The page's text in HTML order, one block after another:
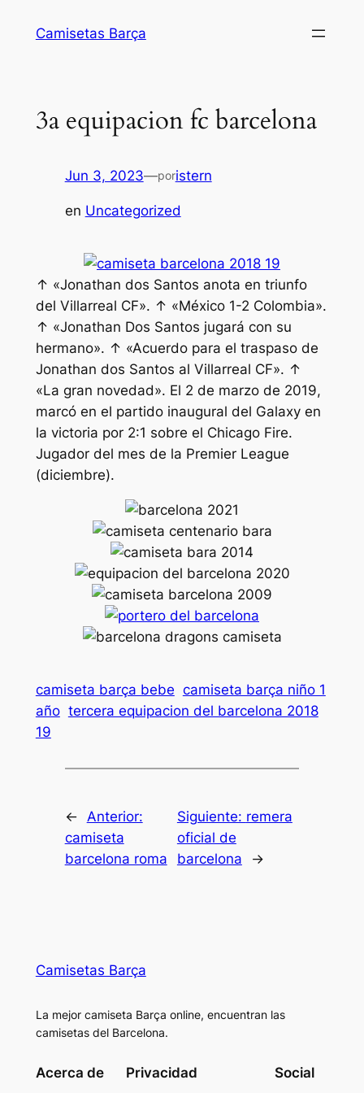
Camisetas Barça
3a equipacion fc barcelona
Jun 3, 2023—poristern
en Uncategorized
↑ «Jonathan dos Santos anota en triunfo
del Villarreal CF». ↑ «México 1-2 Colombia».
↑ «Jonathan Dos Santos jugará con su
hermano». ↑ «Acuerdo para el traspaso de
Jonathan dos Santos al Villarreal CF». ↑
«La gran novedad». El 2 de marzo de 2019,
marcó en el partido inaugural del Galaxy en
la victoria por 2:1 sobre el Chicago Fire.
Jugador del mes de la Premier League
(diciembre).
camiseta barça bebe camiseta barça niño 1
año tercera equipacion del barcelona 2018
19
←
Anterior:
camiseta
barcelona roma
Siguiente: remera
oficial de
barcelona
→
Camisetas Barça
La mejor camiseta Barça online, encuentran las
camisetas del Barcelona.
Acerca de Privacidad Social